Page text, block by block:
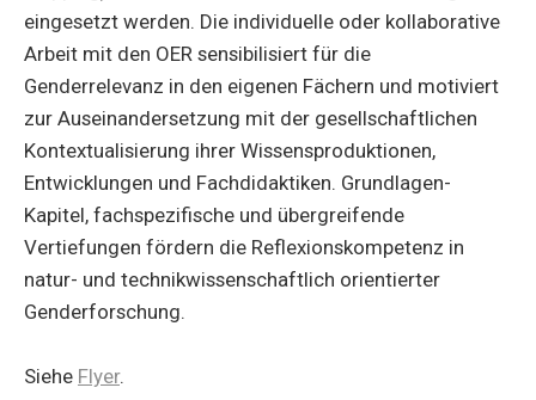
eingesetzt werden. Die individuelle oder kollaborative
Arbeit mit den OER sensibilisiert für die
Genderrelevanz in den eigenen Fächern und motiviert
zur Auseinandersetzung mit der gesellschaftlichen
Kontextualisierung ihrer Wissensproduktionen,
Entwicklungen und Fachdidaktiken. Grundlagen-
Kapitel, fachspezifische und übergreifende
Vertiefungen fördern die Reflexionskompetenz in
natur- und technikwissenschaftlich orientierter
Genderforschung.
Siehe Flyer.